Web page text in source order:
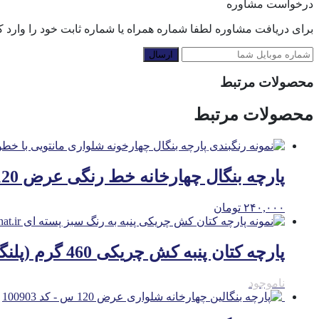
درخواست مشاوره
برای دریافت مشاوره لطفا شماره همراه یا شماره ثابت خود را وارد
ارسال
محصولات مرتبط
محصولات مرتبط
پارچه بنگال چهارخانه خط رنگی عرض 120 س م
۲۴۰,۰۰۰ تومان
پارچه کتان پنبه کش چریکی 460 گرم (پلنگی – استتار) عرض 150 س م
ناموجود